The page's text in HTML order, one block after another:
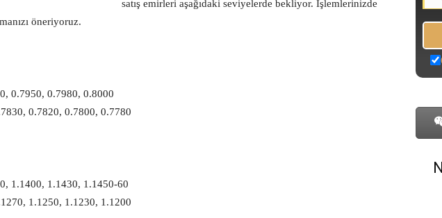
satış emirleri aşağıdaki seviyelerde bekliyor. İşlemlerinizde
öneriyoruz.
0.7950, 0.7980, 0.8000
0.7820, 0.7800, 0.7780
1.1400, 1.1430, 1.1450-60
1.1250, 1.1230, 1.1200